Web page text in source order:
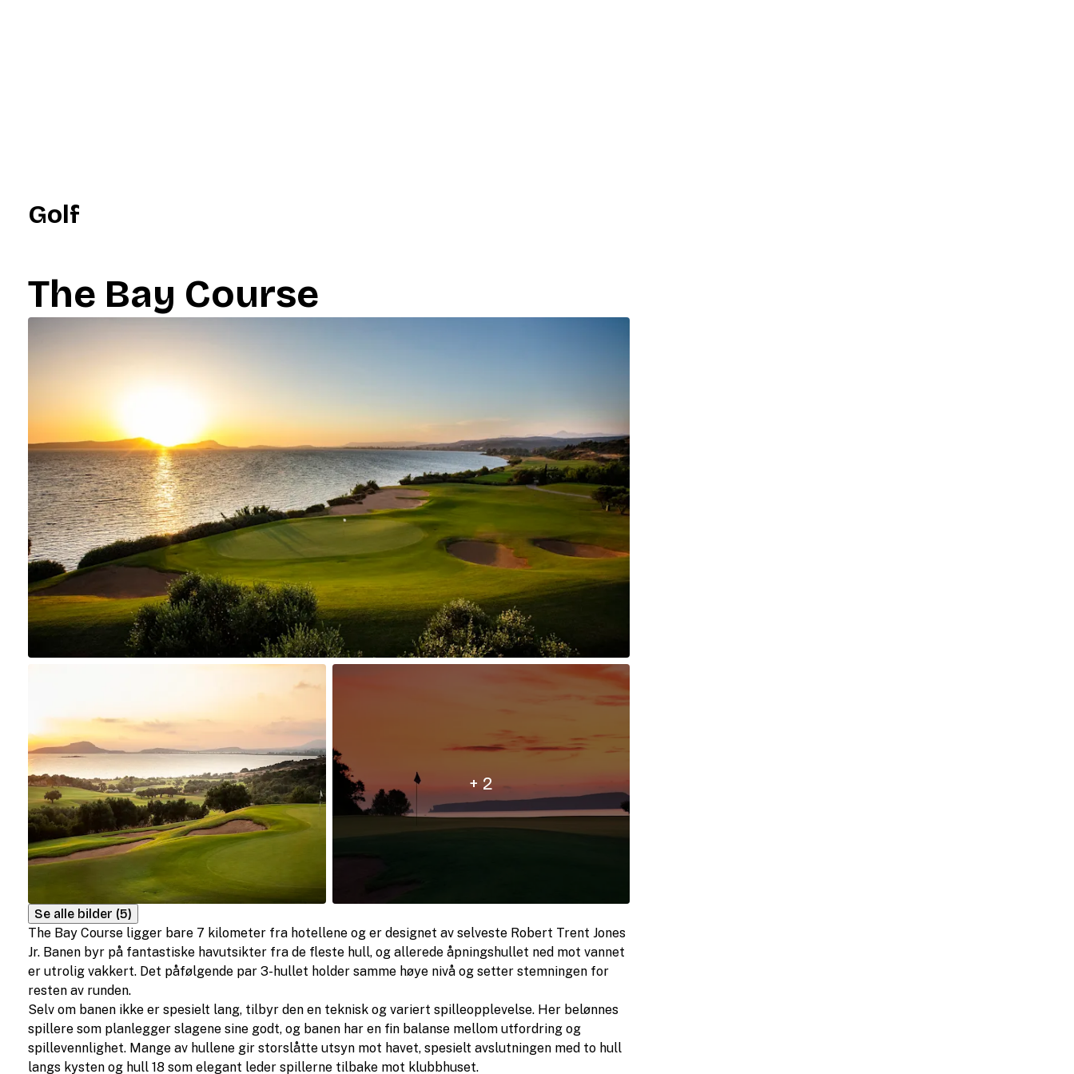
Golf
The Bay Course
+ 2
Se alle bilder (5)
The Bay Course ligger bare 7 kilometer fra hotellene og er designet av selveste Robert Trent Jones
Jr. Banen byr på fantastiske havutsikter fra de fleste hull, og allerede åpningshullet ned mot vannet
er utrolig vakkert. Det påfølgende par 3-hullet holder samme høye nivå og setter stemningen for
resten av runden.
Selv om banen ikke er spesielt lang, tilbyr den en teknisk og variert spilleopplevelse. Her belønnes
spillere som planlegger slagene sine godt, og banen har en fin balanse mellom utfordring og
spillevennlighet. Mange av hullene gir storslåtte utsyn mot havet, spesielt avslutningen med to hull
langs kysten og hull 18 som elegant leder spillerne tilbake mot klubbhuset.